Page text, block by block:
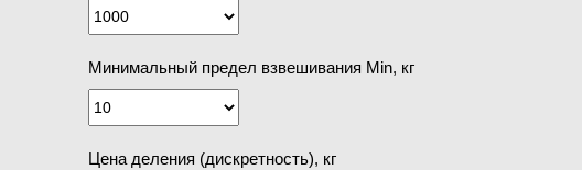
Минимальный предел взвешивания Min, кг
Цена деления (дискретность), кг